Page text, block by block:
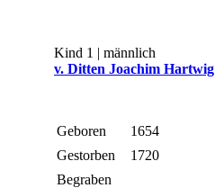
Kind 1 | männlich
v. Ditten Joachim Hartwig
Geboren
1654
Gestorben
1720
Begraben